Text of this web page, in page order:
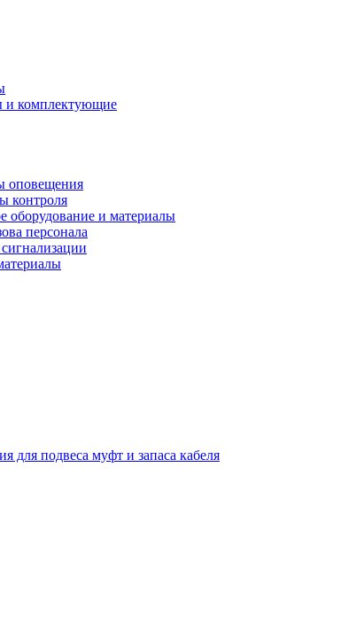
и комплектующие
оповещения
контроля
оборудование и материалы
персонала
для подвеса муфт и запаса кабеля